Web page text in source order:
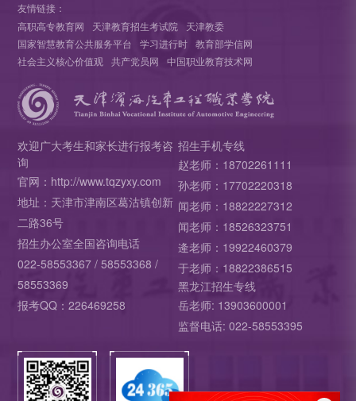
友情链接：
高职高专教育网
天津教育招生考试院
天津教委
国家智慧教育公共服务平台
学习进行时
教育部学信网
社会主义核心价值观
共产党员网 中国职业教育技术网
欢迎广大考生和家长进行报考咨
询
官网：http://www.tqzyxy.com
地址：天津市津南区葛沽镇创新
二路36号
招生办公室全国咨询电话
022-58553367 / 58553368 /
58553369
报考QQ：226469258
招生手机专线
赵老师：18702261111
孙老师：17702220318
闻老师：18822227312
闻老师：18526323751
逄老师：19922460379
于老师：18822386515
黑龙江招生专线
岳老师: 13903600001
监督电话: 022-58553395